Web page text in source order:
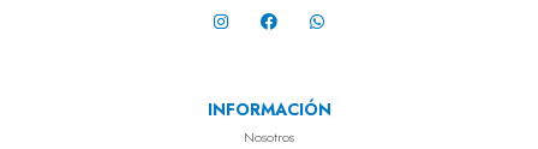
INFORMACIÓN
Nosotros